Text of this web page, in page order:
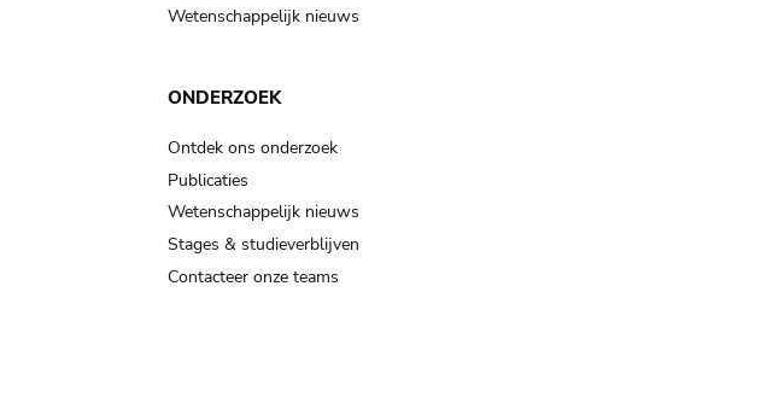
Wetenschappelijk nieuws
ONDERZOEK
Ontdek ons onderzoek
Publicaties
Wetenschappelijk nieuws
Stages & studieverblijven
Contacteer onze teams